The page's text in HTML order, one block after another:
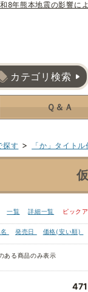
和8年熊本地震の影響に
カテゴリ検索
Ｑ＆Ａ
探す > 「か」タイトル
一覧 詳細一覧 ピック
発売日 価格(安い順)
ある商品のみ表示
471